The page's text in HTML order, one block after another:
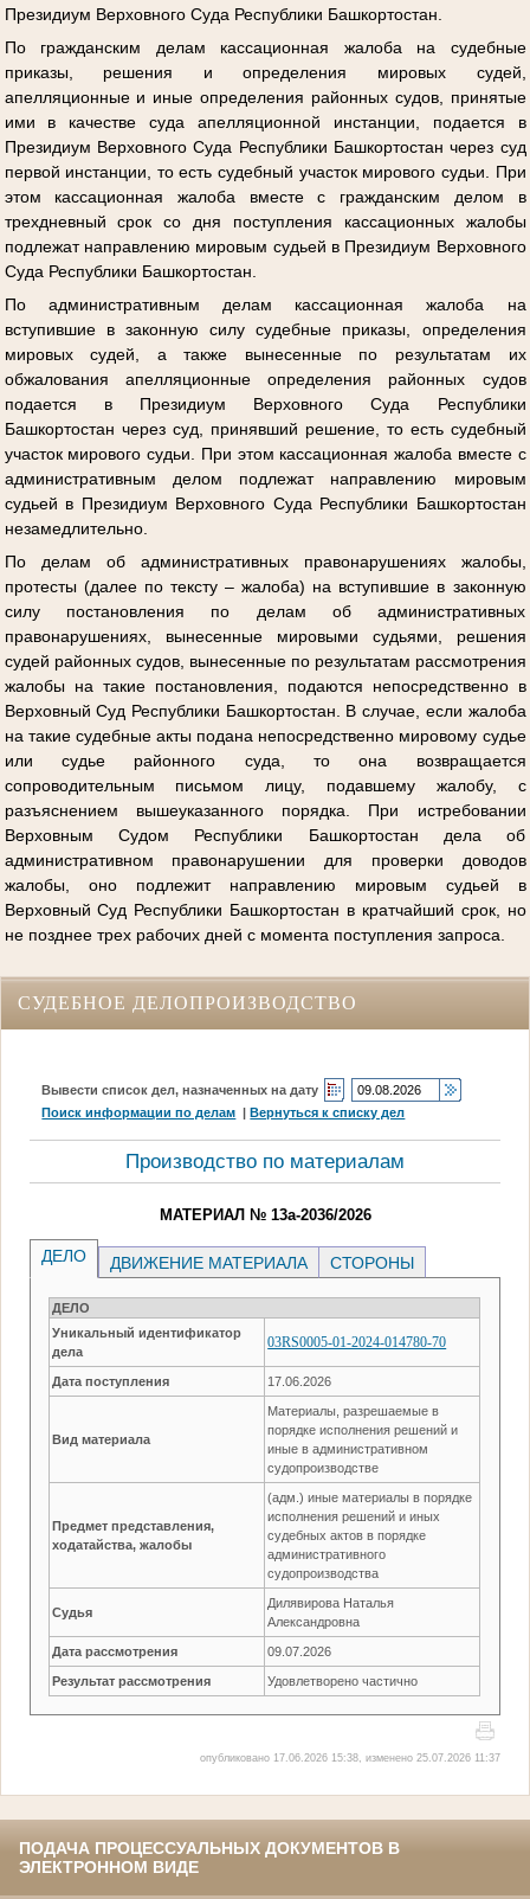
Президиум Верховного Суда Республики Башкортостан.
По гражданским делам кассационная жалоба на судебные
приказы, решения и определения мировых судей,
апелляционные и иные определения районных судов, принятые
ими в качестве суда апелляционной инстанции, подается в
Президиум Верховного Суда Республики Башкортостан через суд
первой инстанции, то есть судебный участок мирового судьи. При
этом кассационная жалоба вместе с гражданским делом в
трехдневный срок со дня поступления кассационных жалобы
подлежат направлению мировым судьей в Президиум Верховного
Суда Республики Башкортостан.
По административным делам кассационная жалоба на
вступившие в законную силу судебные приказы, определения
мировых судей, а также вынесенные по результатам их
обжалования апелляционные определения районных судов
подается в Президиум Верховного Суда Республики
Башкортостан через суд, принявший решение, то есть судебный
участок мирового судьи. При этом кассационная жалоба вместе с
административным делом подлежат направлению мировым
судьей в Президиум Верховного Суда Республики Башкортостан
незамедлительно.
По делам об административных правонарушениях жалобы,
протесты (далее по тексту – жалоба) на вступившие в законную
силу постановления по делам об административных
правонарушениях, вынесенные мировыми судьями, решения
судей районных судов, вынесенные по результатам рассмотрения
жалобы на такие постановления, подаются непосредственно в
Верховный Суд Республики Башкортостан. В случае, если жалоба
на такие судебные акты подана непосредственно мировому судье
или судье районного суда, то она возвращается
сопроводительным письмом лицу, подавшему жалобу, с
разъяснением вышеуказанного порядка. При истребовании
Верховным Судом Республики Башкортостан дела об
административном правонарушении для проверки доводов
жалобы, оно подлежит направлению мировым судьей в
Верховный Суд Республики Башкортостан в кратчайший срок, но
не позднее трех рабочих дней с момента поступления запроса.
СУДЕБНОЕ ДЕЛОПРОИЗВОДСТВО
Вывести список дел, назначенных на дату
Поиск информации по делам |Вернуться к списку дел
Производство по материалам
МАТЕРИАЛ № 13а-2036/2026
ДЕЛО ДВИЖЕНИЕ МАТЕРИАЛА СТОРОНЫ
ДЕЛО
Уникальный идентификатор
дела
03RS0005-01-2024-014780-70
Дата поступления 17.06.2026
Вид материала
Материалы, разрешаемые в
порядке исполнения решений и
иные в административном
судопроизводстве
Предмет представления,
ходатайства, жалобы
(адм.) иные материалы в порядке
исполнения решений и иных
судебных актов в порядке
административного
судопроизводства
Судья
Дилявирова Наталья
Александровна
Дата рассмотрения 09.07.2026
Результат рассмотрения Удовлетворено частично
опубликовано 17.06.2026 15:38, изменено 25.07.2026 11:37
ПОДАЧА ПРОЦЕССУАЛЬНЫХ ДОКУМЕНТОВ В
ЭЛЕКТРОННОМ ВИДЕ